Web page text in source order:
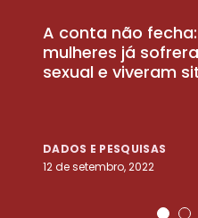
A conta não
mulheres já
sexual e viveram
DADOS E PESQUISAS
12 de setembro, 2022